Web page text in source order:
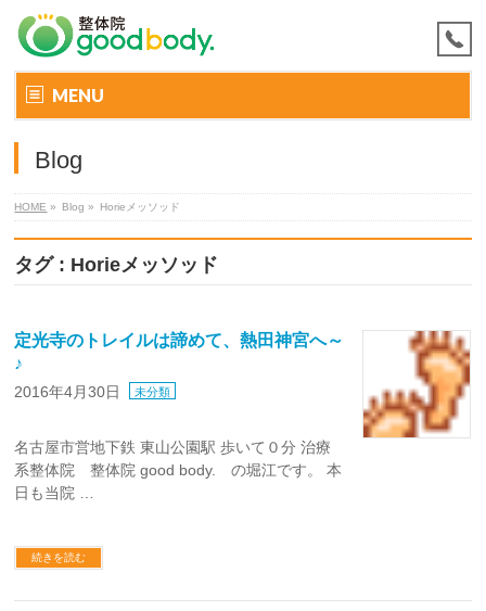
MENU
Blog
HOME » Blog » Horieメッソッド
タグ : Horieメッソッド
定光寺のトレイルは諦めて、熱田神宮へ～
♪
2016年4月30日 未分類
名古屋市営地下鉄 東山公園駅 歩いて０分 治療
系整体院 整体院 good body. の堀江です。 本
日も当院 …
続きを読む